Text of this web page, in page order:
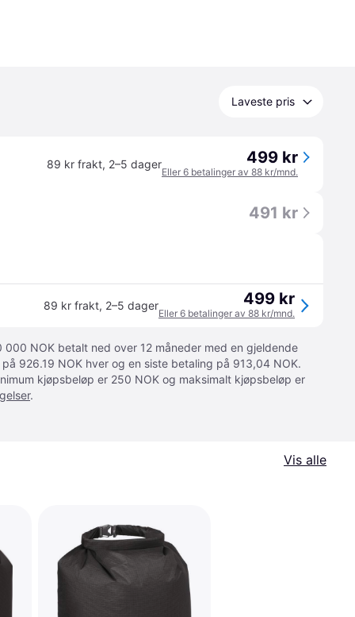
Laveste pris
89 kr frakt, 2–5 dager 499 kr
Eller 6 betalinger av 88 kr/mnd.
491 kr
89 kr frakt, 2–5 dager 499 kr
Eller 6 betalinger av 88 kr/mnd.
000 NOK betalt ned over 12 måneder med en gjeldende
926.19 NOK hver og en siste betaling på 913,04 NOK.
kjøpsbeløp er 250 NOK og maksimalt kjøpsbeløp er
.
Vis alle